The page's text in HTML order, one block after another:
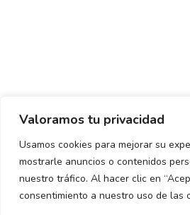
Valoramos tu privacidad
Usamos cookies para mejorar su
mostrarle anuncios o contenidos
nuestro tráfico. Al hacer clic en
consentimiento a nuestro uso de las
Política de envío y devoluciones
Uso de cookies Aviso legal